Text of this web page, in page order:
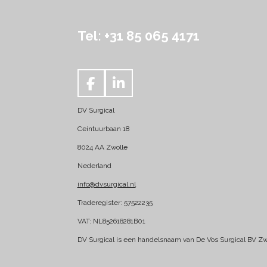
Tel: +31 85 065 4171
F
c
e
o
k
L
n
k
n
DV Surgical
Ceintuurbaan 18
8024 AA Zwolle
Nederland
info@dvsurgical.nl
Traderegister: 57522235
VAT: NL852618281B01
DV Surgical is een handelsnaam van De Vos Surgical BV